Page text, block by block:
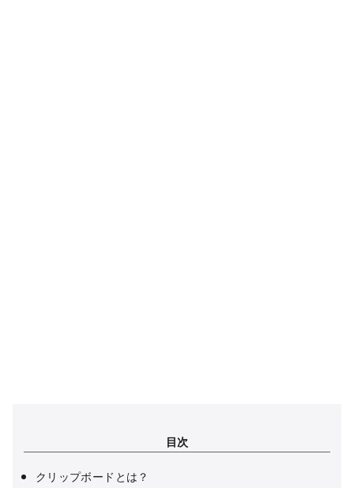
目次
クリップボードとは？